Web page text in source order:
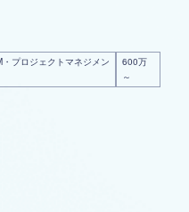
・プロジェクトマネジメン
600万
～